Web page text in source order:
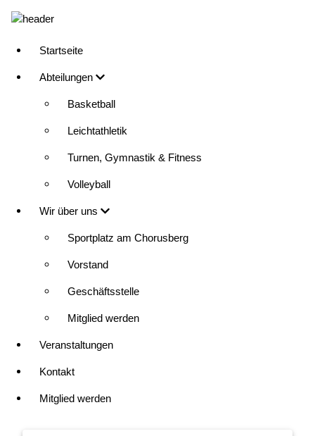
zum
Main
navigation
Startseite
Abteilungen
Basketball
Leichtathletik
Turnen, Gymnastik & Fitness
Volleyball
Wir über uns
Sportplatz am Chorusberg
Vorstand
Geschäftsstelle
Mitglied werden
Veranstaltungen
Kontakt
Mitglied werden